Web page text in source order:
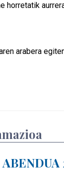
horretatik
arabera
ABENDUA